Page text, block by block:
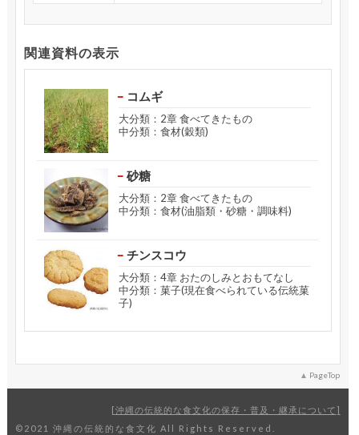
関連資料の表示
コムギ
大分類：2章 食べてきたもの
中分類：食材(穀類)
砂糖
大分類：2章 食べてきたもの
中分類：食材(油脂類・砂糖・調味料)
チンスコウ
大分類：4章 おたのしみとおもてなし
中分類：菓子(現在食べられている伝統菓
子)
PageTop
沖縄の伝統的な食文化の保存・普及・継承について
©2021 沖縄の伝統的な食文化 All Rights Reserved.